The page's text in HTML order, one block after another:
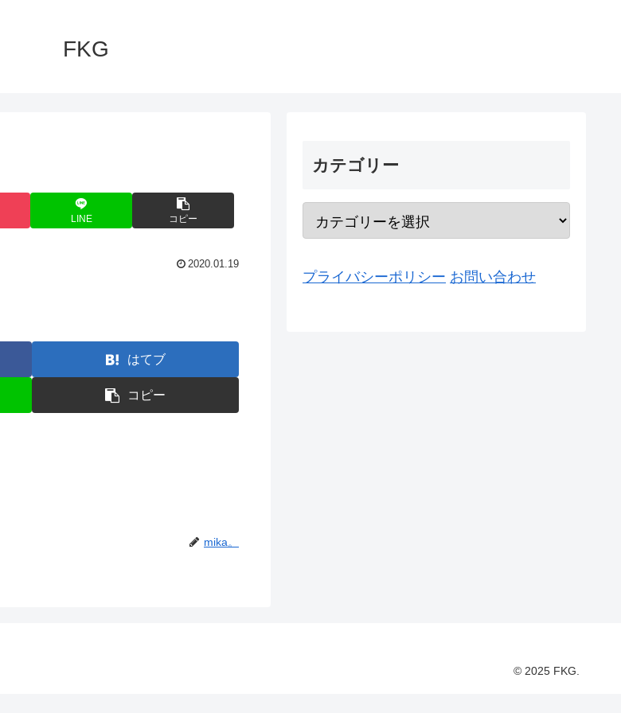
FKG
LINE コピー
2020.01.19
はてブ
コピー
mika。
カテゴリー
プライバシーポリシー お問い合わせ
© 2025 FKG.